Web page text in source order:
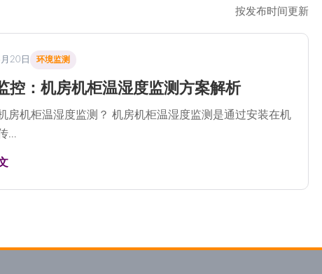
按发布时间更新
20日 环境监测
控：机房机柜温湿度监测方案解析
房机柜温湿度监测？ 机房机柜温湿度监测是通过安装在机
…